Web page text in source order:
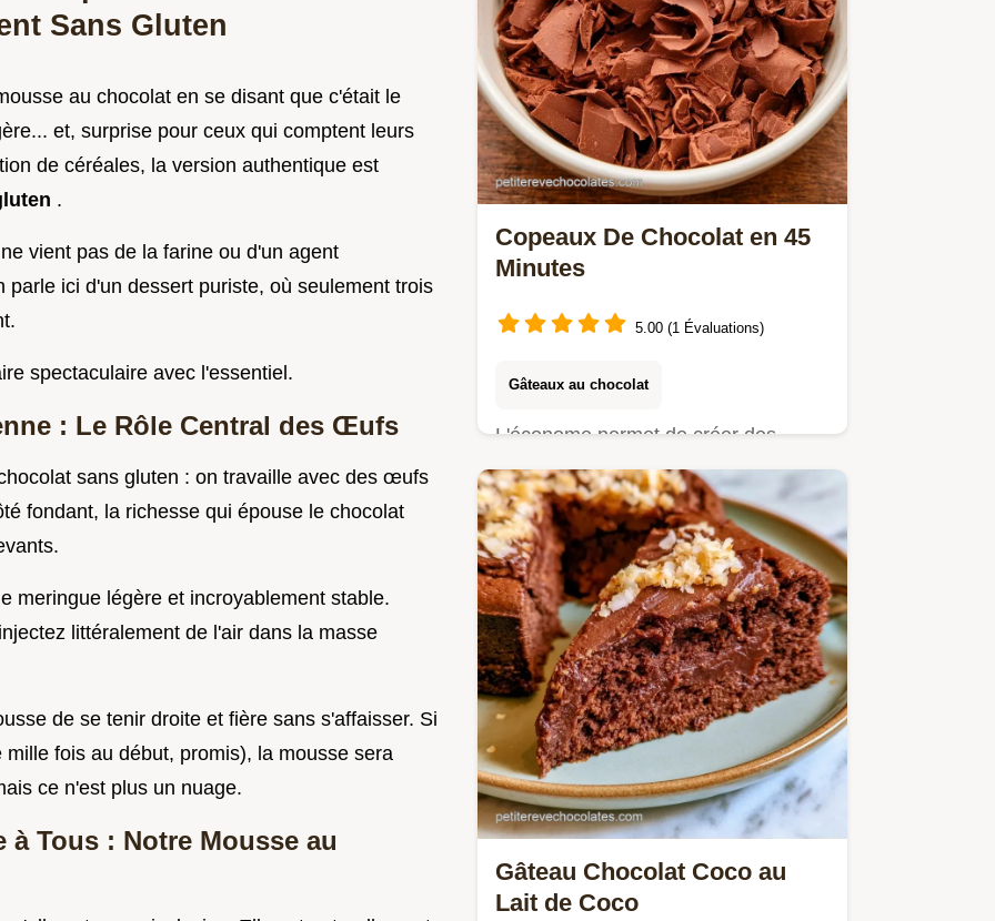
Sans Gluten
au chocolat en se disant que c'était le
et, surprise pour ceux qui comptent leurs
de céréales, la version authentique est
.
vient pas de la farine ou d'un agent
ici d'un dessert puriste, où seulement trois
spectaculaire avec l'essentiel.
: Le Rôle Central des Œufs
sans gluten : on travaille avec des œufs
fondant, la richesse qui épouse le chocolat
meringue légère et incroyablement stable.
littéralement de l'air dans la masse
de se tenir droite et fière sans s'affaisser. Si
fois au début, promis), la mousse sera
ce n'est plus un nuage.
Tous : Notre Mousse au
Copeaux De Chocolat en 45
Minutes
5.00 (1 Évaluations)
Gâteaux au chocolat
L'économe permet de créer des
Copeaux de chocolat. Consultez les
étapes de fabrication détaillées…
Gâteau Chocolat Coco au
Lait de Coco